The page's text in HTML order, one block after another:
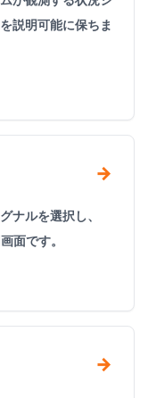
説明可能に保ちま
→
ナルを選択し、
面です。
→